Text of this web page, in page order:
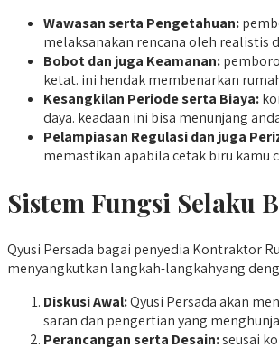
Wawasan serta Pengetahuan:
melaksanakan rencana oleh realistis
Bobot dan juga Keamanan:
ketat. ini hendak membenarkan
Kesangkilan Periode serta Biaya:
daya. keadaan ini bisa menunjang
Pelampiasan Regulasi dan juga
memastikan apabila cetak biru kamu
Sistem Fungsi Selaku
Qyusi Persada bagai penyedia Kontraktor
menyangkutkan langkah-langkahyang
Diskusi Awal:Qyusi Persada akan
saran dan pengertian yang
Perancangan serta Desain:seusai